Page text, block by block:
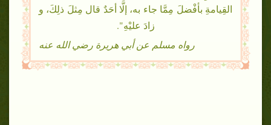
القِيامةِ بأفْضلَ مِمَّا جاء به، إلَّا أحَدٌ قال مِثلَ ذلِكَ، و
زادَ عليْهِ".
رواه مسلم عن أبي هريرة رضي الله عنه